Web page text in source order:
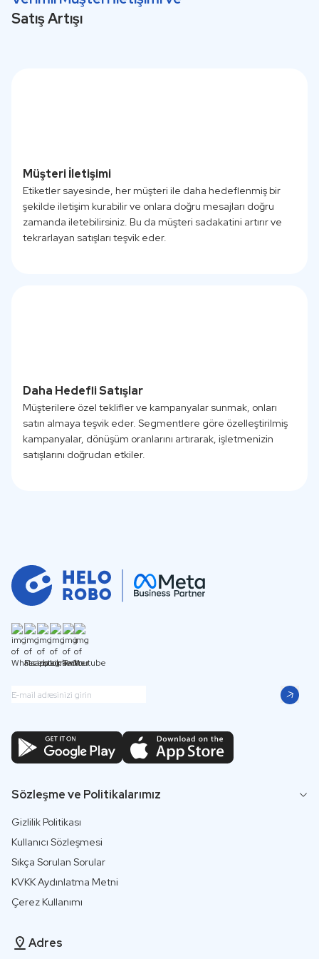
Satış Artışı
Müşteri İletişimi
Etiketler sayesinde, her müşteri ile daha hedeflenmiş bir
şekilde iletişim kurabilir ve onlara doğru mesajları doğru
zamanda iletebilirsiniz. Bu da müşteri sadakatini artırır ve
tekrarlayan satışları teşvik eder.
Daha Hedefli Satışlar
Müşterilere özel teklifler ve kampanyalar sunmak, onları
satın almaya teşvik eder. Segmentlere göre özelleştirilmiş
kampanyalar, dönüşüm oranlarını artırarak, işletmenizin
satışlarını doğrudan etkiler.
Sözleşme ve Politikalarımız
Gizlilik Politikası
Kullanıcı Sözleşmesi
Sıkça Sorulan Sorular
KVKK Aydınlatma Metni
Çerez Kullanımı
Adres